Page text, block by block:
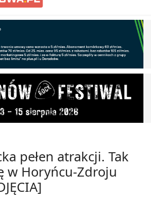
pełen atrakcji. Tak
w Horyńcu-Zdroju